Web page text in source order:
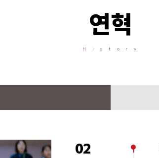
연혁
H i s t o r y
02